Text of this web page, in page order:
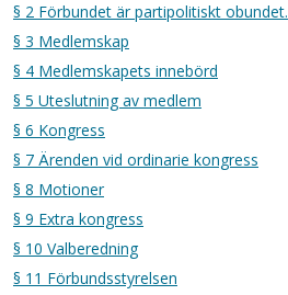
§ 2 Förbundet är partipolitiskt obundet.
§ 3 Medlemskap
§ 4 Medlemskapets innebörd
§ 5 Uteslutning av medlem
§ 6 Kongress
§ 7 Ärenden vid ordinarie kongress
§ 8 Motioner
§ 9 Extra kongress
§ 10 Valberedning
§ 11 Förbundsstyrelsen